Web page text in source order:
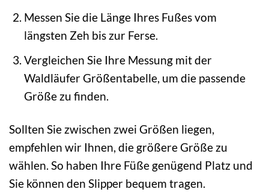
Messen Sie die Länge Ihres Fußes vom
längsten Zeh bis zur Ferse.
Vergleichen Sie Ihre Messung mit der
Waldläufer Größentabelle, um die passende
Größe zu finden.
Sollten Sie zwischen zwei Größen liegen,
empfehlen wir Ihnen, die größere Größe zu
wählen. So haben Ihre Füße genügend Platz und
Sie können den Slipper bequem tragen.